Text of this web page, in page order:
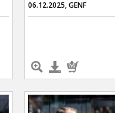
06.12.2025, GENF